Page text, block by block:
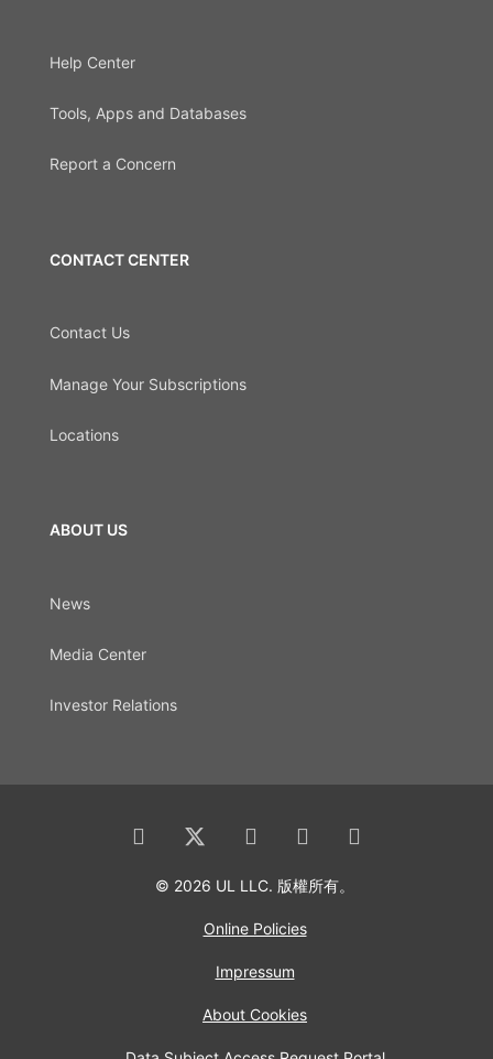
Help Center
Tools, Apps and Databases
Report a Concern
CONTACT CENTER
Contact Us
Manage Your Subscriptions
Locations
ABOUT US
News
Media Center
Investor Relations
© 2026 UL LLC. 版權所有。
Online Policies
Impressum
About Cookies